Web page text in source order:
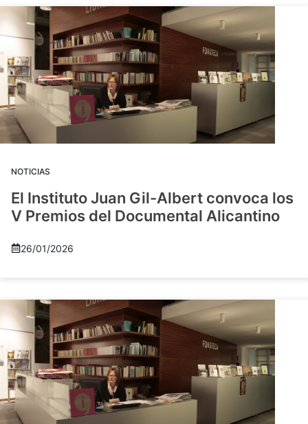
NOTICIAS
El Instituto Juan Gil-Albert convoca los
V Premios del Documental Alicantino
26/01/2026